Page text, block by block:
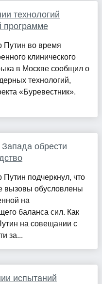
технологий
программе
Путин во время
клинического
в Москве сообщил о
технологий,
«Буревестник».
обрести
подчеркнул, что
вызовы обусловлены
на
баланса сил. Как
на совещании с
за...
испытаний